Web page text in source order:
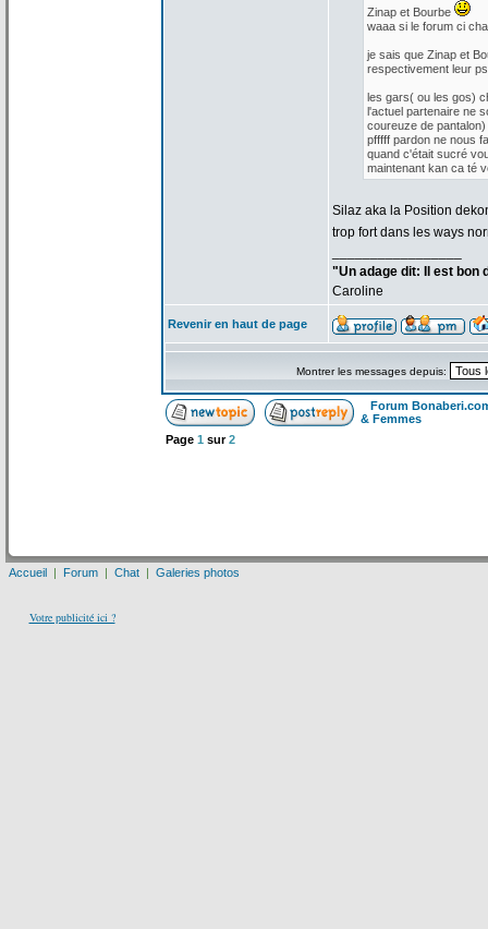
Zinap et Bourbe
waaa si le forum ci
je sais que Zinap et
respectivement leur
les gars( ou les gos)
l'actuel partenaire ne
coureuze de
pfffff pardon ne nous
quand c'était sucré
maintenant kan ca té
Silaz aka la Position
trop fort dans les ways
"Un adage dit: Il est bon
Caroline
Revenir en haut de page
Montrer les messages depuis:
Forum
& Femmes
Page 1 sur2
Accueil | Forum | Chat | Galeries photos
Votre publicité ici ?